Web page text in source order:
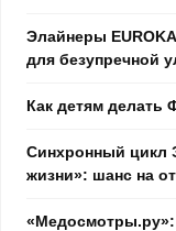
Элайнеры
для безупречной
Как детям делать
Синхронный цикл
жизни»: шанс на